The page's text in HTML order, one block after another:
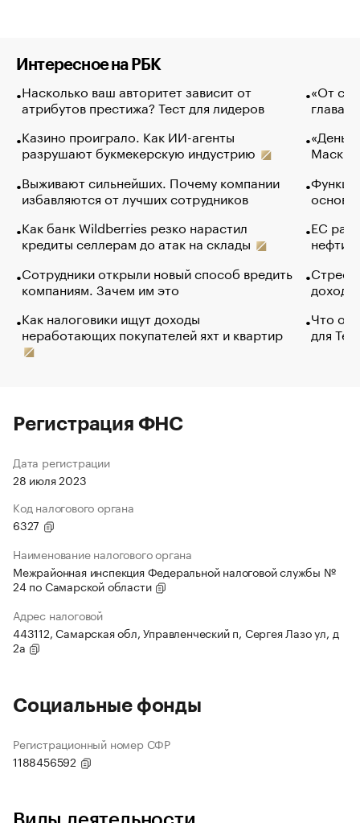
Интересное на РБК
Насколько ваш авторитет зависит от
атрибутов престижа? Тест для лидеров
Казино проиграло. Как ИИ-агенты
разрушают букмекерскую индустрию
Выживают сильнейших. Почему компании
избавляются от лучших сотрудников
Как банк Wildberries резко нарастил
кредиты селлерам до атак на склады
Сотрудники открыли новый способ вредить
компаниям. Зачем им это
Как налоговики ищут доходы
неработающих покупателей яхт и квартир
«От
глава
Маск в
основ
ЕС
нефти
Что
для
Регистрация ФНС
Дата регистрации
28 июля 2023
Код налогового органа
6327
Наименование налогового органа
Межрайонная инспекция Федеральной налоговой службы №
24 по Самарской области
Адрес налоговой
443112, Самарская обл, Управленческий п, Сергея Лазо ул, д
2а
Социальные фонды
Регистрационный номер СФР
1188456592